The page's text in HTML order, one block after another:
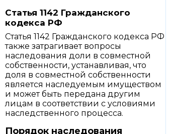
Статья 1142 Гражданского
кодекса РФ
Статья 1142 Гражданского кодекса РФ
также затрагивает вопросы
наследования доли в совместной
собственности, устанавливая, что
доля в совместной собственности
является наследуемым имуществом
и может быть передана другим
лицам в соответствии с условиями
наследственного процесса.
Порядок наследования